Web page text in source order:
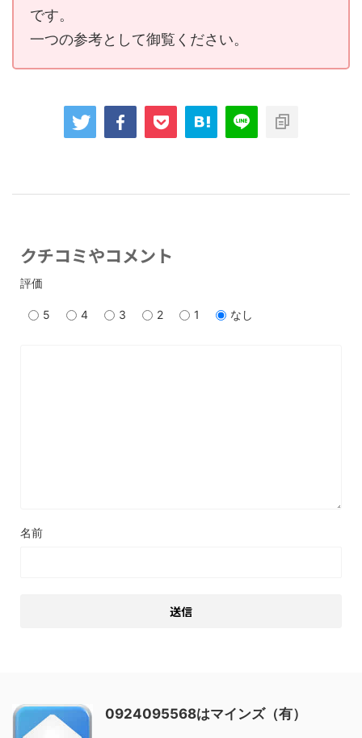
です。
一つの参考として御覧ください。
クチコミやコメント
評価
5 4 3 2 1 なし
名前
0924095568はマインズ（有）